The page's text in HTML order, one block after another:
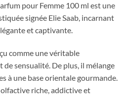
pour Femme 100 ml est une
signée Elie Saab, incarnant
et captivante.
comme une véritable
sensualité. De plus, il mélange
à une base orientale gourmande.
riche, addictive et